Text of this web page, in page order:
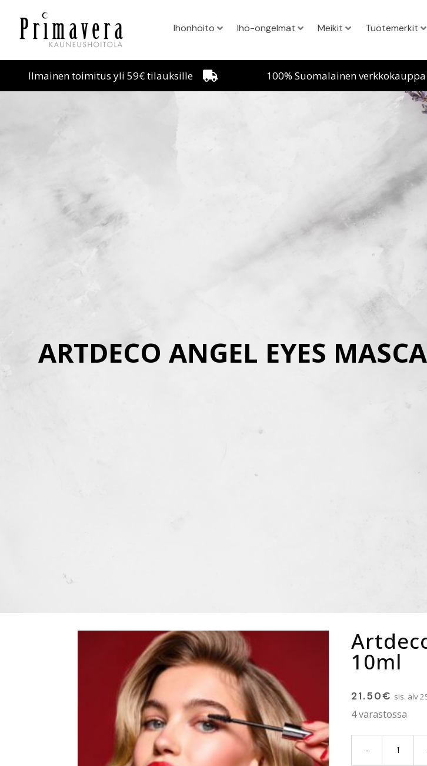
Ihonhoito Iho-ongelmat Meikit Tuotemerkit
Ilmainen toimitus yli 59€ tilauksille 100% Suomalainen verkkokauppa
ARTDECO ANGEL EYES
10ml
21.50€ sis. alv
4 varastossa